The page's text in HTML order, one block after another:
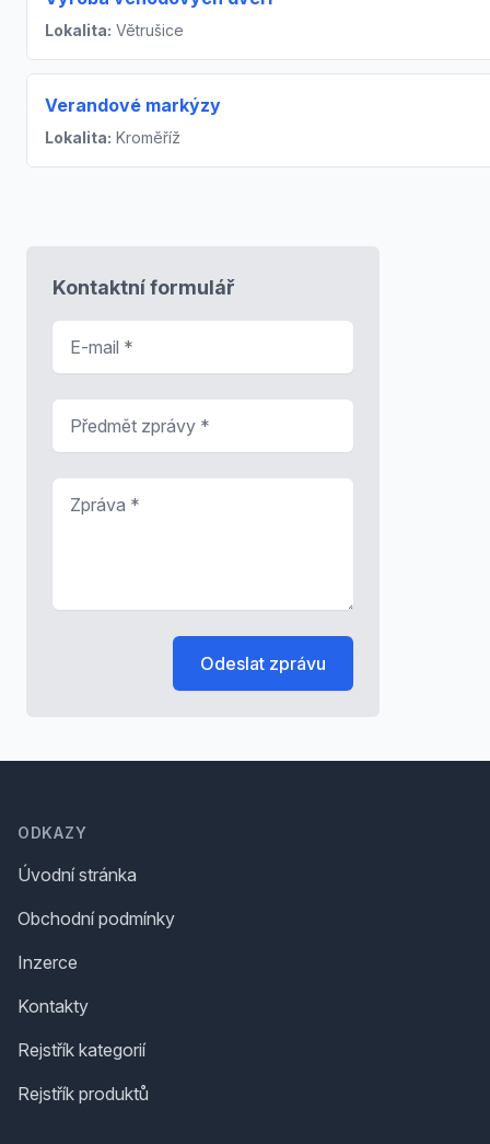
Lokalita: Větrušice
Verandové markýzy
Lokalita: Kroměříž
Kontaktní formulář
Odeslat zprávu
ODKAZY
Úvodní stránka
Obchodní podmínky
Inzerce
Kontakty
Rejstřík kategorií
Rejstřík produktů